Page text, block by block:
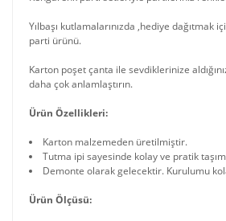
Yılbaşı kutlamalarınızda ,hediye dağıtmak
parti ürünü.
Karton poşet çanta ile sevdiklerinize
daha çok anlamlaştırın.
Ürün Özellikleri:
Karton malzemeden üretilmiştir.
Tutma ipi sayesinde kolay ve pratik
Demonte olarak gelecektir. Kurulumu
Ürün Ölçüsü: